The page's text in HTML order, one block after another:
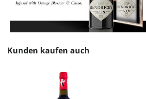
Produktgalerie überspringen
Kunden kaufen auch